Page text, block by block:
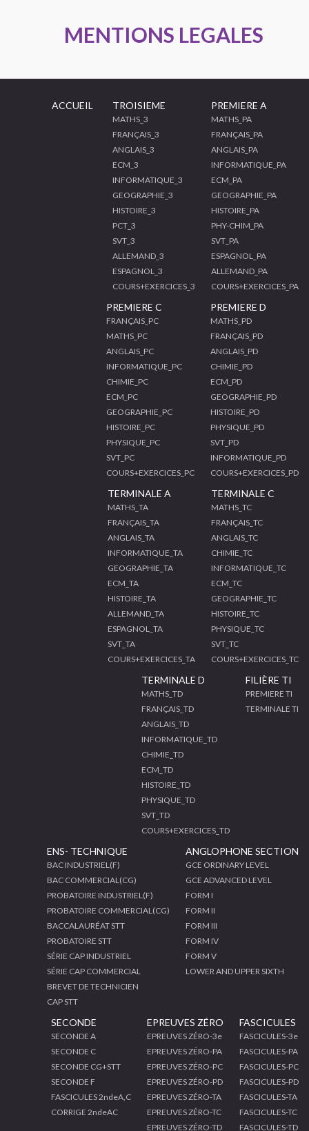
MENTIONS LEGALES
ACCUEIL TROISIEME
MATHS_3
FRANÇAIS_3
ANGLAIS_3
ECM_3
INFORMATIQUE_3
GEOGRAPHIE_3
HISTOIRE_3
PCT_3
SVT_3
ALLEMAND_3
ESPAGNOL_3
COURS+EXERCICES_3
PREMIERE A
MATHS_PA
FRANÇAIS_PA
ANGLAIS_PA
INFORMATIQUE_PA
ECM_PA
GEOGRAPHIE_PA
HISTOIRE_PA
PHY-CHIM_PA
SVT_PA
ESPAGNOL_PA
ALLEMAND_PA
COURS+EXERCICES_PA
PREMIERE C
FRANÇAIS_PC
MATHS_PC
ANGLAIS_PC
INFORMATIQUE_PC
CHIMIE_PC
ECM_PC
GEOGRAPHIE_PC
HISTOIRE_PC
PHYSIQUE_PC
SVT_PC
COURS+EXERCICES_PC
PREMIERE D
MATHS_PD
FRANÇAIS_PD
ANGLAIS_PD
CHIMIE_PD
ECM_PD
GEOGRAPHIE_PD
HISTOIRE_PD
PHYSIQUE_PD
SVT_PD
INFORMATIQUE_PD
COURS+EXERCICES_PD
TERMINALE A
MATHS_TA
FRANÇAIS_TA
ANGLAIS_TA
INFORMATIQUE_TA
GEOGRAPHIE_TA
ECM_TA
HISTOIRE_TA
ALLEMAND_TA
ESPAGNOL_TA
SVT_TA
COURS+EXERCICES_TA
TERMINALE C
MATHS_TC
FRANÇAIS_TC
ANGLAIS_TC
CHIMIE_TC
INFORMATIQUE_TC
ECM_TC
GEOGRAPHIE_TC
HISTOIRE_TC
PHYSIQUE_TC
SVT_TC
COURS+EXERCICES_TC
TERMINALE D
MATHS_TD
FRANÇAIS_TD
ANGLAIS_TD
INFORMATIQUE_TD
CHIMIE_TD
ECM_TD
HISTOIRE_TD
PHYSIQUE_TD
SVT_TD
COURS+EXERCICES_TD
FILIÈRE TI
PREMIERE TI
TERMINALE TI
ENS- TECHNIQUE
BAC INDUSTRIEL(F)
BAC COMMERCIAL(CG)
PROBATOIRE INDUSTRIEL(F)
PROBATOIRE COMMERCIAL(CG)
BACCALAURÉAT STT
PROBATOIRE STT
SÉRIE CAP INDUSTRIEL
SÉRIE CAP COMMERCIAL
BREVET DE TECHNICIEN
CAP STT
ANGLOPHONE SECTION
GCE ORDINARY LEVEL
GCE ADVANCED LEVEL
FORM I
FORM II
FORM III
FORM IV
FORM V
LOWER AND UPPER SIXTH
SECONDE
SECONDE A
SECONDE C
SECONDE CG+STT
SECONDE F
FASCICULES 2ndeA,C
CORRIGE 2ndeAC
EPREUVES ZÉRO
EPREUVES ZÉRO-3e
EPREUVES ZÉRO-PA
EPREUVES ZÉRO-PC
EPREUVES ZÉRO-PD
EPREUVES ZÉRO-TA
EPREUVES ZÉRO-TC
EPREUVES ZÉRO-TD
FASCICULES
FASCICULES-3e
FASCICULES-PA
FASCICULES-PC
FASCICULES-PD
FASCICULES-TA
FASCICULES-TC
FASCICULES-TD